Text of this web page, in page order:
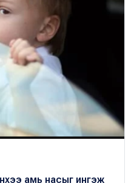
амь насыг ингэж